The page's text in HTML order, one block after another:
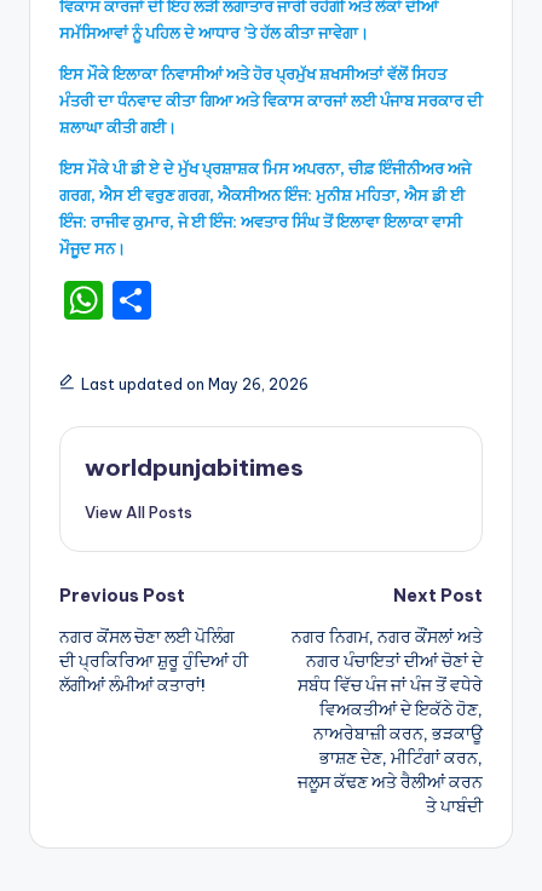
ਵਿਕਾਸ ਕਾਰਜਾਂ ਦੀ ਇਹ ਲੜੀ ਲਗਾਤਾਰ ਜਾਰੀ ਰਹੇਗੀ ਅਤੇ ਲੋਕਾਂ ਦੀਆਂ
ਸਮੱਸਿਆਵਾਂ ਨੂੰ ਪਹਿਲ ਦੇ ਆਧਾਰ ’ਤੇ ਹੱਲ ਕੀਤਾ ਜਾਵੇਗਾ।
ਇਸ ਮੌਕੇ ਇਲਾਕਾ ਨਿਵਾਸੀਆਂ ਅਤੇ ਹੋਰ ਪ੍ਰਮੁੱਖ ਸ਼ਖਸੀਅਤਾਂ ਵੱਲੋਂ ਸਿਹਤ
ਮੰਤਰੀ ਦਾ ਧੰਨਵਾਦ ਕੀਤਾ ਗਿਆ ਅਤੇ ਵਿਕਾਸ ਕਾਰਜਾਂ ਲਈ ਪੰਜਾਬ ਸਰਕਾਰ ਦੀ
ਸ਼ਲਾਘਾ ਕੀਤੀ ਗਈ।
ਇਸ ਮੌਕੇ ਪੀ ਡੀ ਏ ਦੇ ਮੁੱਖ ਪ੍ਰਸ਼ਾਸ਼ਕ ਮਿਸ ਅਪਰਨਾ, ਚੀਫ਼ ਇੰਜੀਨੀਅਰ ਅਜੇ
ਗਰਗ, ਐਸ ਈ ਵਰੁਣ ਗਰਗ, ਐਕਸੀਅਨ ਇੰਜ: ਮੁਨੀਸ਼ ਮਹਿਤਾ, ਐਸ ਡੀ ਈ
ਇੰਜ: ਰਾਜੀਵ ਕੁਮਾਰ, ਜੇ ਈ ਇੰਜ: ਅਵਤਾਰ ਸਿੰਘ ਤੋਂ ਇਲਾਵਾ ਇਲਾਕਾ ਵਾਸੀ
ਮੌਜੂਦ ਸਨ।
W
a
ts
A
p
ar
e
Last updated on May 26, 2026
worldpunjabitimes
View All Posts
Post
navigation
Previous Post
ਨਗਰ ਕੋਂਸਲ ਚੋਣਾ ਲਈ ਪੋਲਿੰਗ
ਦੀ ਪ੍ਰਕਿਰਿਆ ਸ਼ੁਰੂ ਹੁੰਦਿਆਂ ਹੀ
ਲੱਗੀਆਂ ਲੰਮੀਆਂ ਕਤਾਰਾਂ!
Next Post
ਨਗਰ ਨਿਗਮ, ਨਗਰ ਕੌਂਸਲਾਂ ਅਤੇ
ਨਗਰ ਪੰਚਾਇਤਾਂ ਦੀਆਂ ਚੋਣਾਂ ਦੇ
ਸਬੰਧ ਵਿੱਚ ਪੰਜ ਜਾਂ ਪੰਜ ਤੋਂ ਵਧੇਰੇ
ਵਿਅਕਤੀਆਂ ਦੇ ਇਕੱਠੇ ਹੋਣ,
ਨਾਅਰੇਬਾਜ਼ੀ ਕਰਨ, ਭੜਕਾਊ
ਭਾਸ਼ਣ ਦੇਣ, ਮੀਟਿੰਗਾਂ ਕਰਨ,
ਜਲੂਸ ਕੱਢਣ ਅਤੇ ਰੈਲੀਆਂ ਕਰਨ
ਤੇ ਪਾਬੰਦੀ